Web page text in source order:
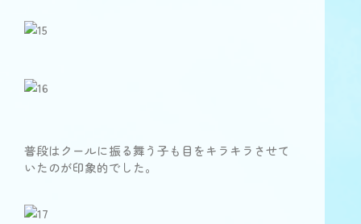
普段はクールに振る舞う子も目をキラキラさせて
いたのが印象的でした。